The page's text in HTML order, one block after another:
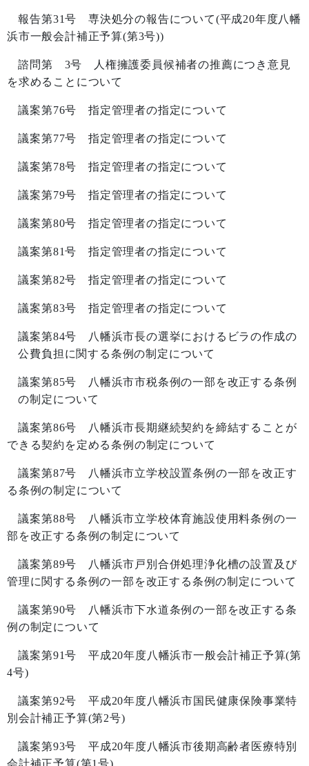
報告第31号 専決処分の報告について(平成20年度八幡
浜市一般会計補正予算(第3号))
諮問第 3号 人権擁護委員候補者の推薦につき意見
を求めることについて
議案第76号 指定管理者の指定について
議案第77号 指定管理者の指定について
議案第78号 指定管理者の指定について
議案第79号 指定管理者の指定について
議案第80号 指定管理者の指定について
議案第81号 指定管理者の指定について
議案第82号 指定管理者の指定について
議案第83号 指定管理者の指定について
議案第84号 八幡浜市長の選挙におけるビラの作成の
公費負担に関する条例の制定について
議案第85号 八幡浜市市税条例の一部を改正する条例
の制定について
議案第86号 八幡浜市長期継続契約を締結することが
できる契約を定める条例の制定について
議案第87号 八幡浜市立学校設置条例の一部を改正す
る条例の制定について
議案第88号 八幡浜市立学校体育施設使用料条例の一
部を改正する条例の制定について
議案第89号 八幡浜市戸別合併処理浄化槽の設置及び
管理に関する条例の一部を改正する条例の制定について
議案第90号 八幡浜市下水道条例の一部を改正する条
例の制定について
議案第91号 平成20年度八幡浜市一般会計補正予算(第
4号)
議案第92号 平成20年度八幡浜市国民健康保険事業特
別会計補正予算(第2号)
議案第93号 平成20年度八幡浜市後期高齢者医療特別
会計補正予算(第1号)